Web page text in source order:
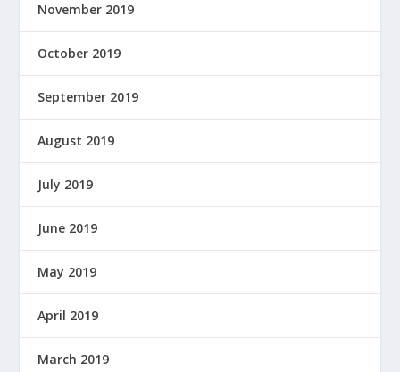
November 2019
October 2019
September 2019
August 2019
July 2019
June 2019
May 2019
April 2019
March 2019